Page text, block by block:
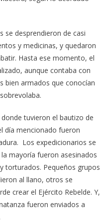
se desprendieron de casi
y medicinas, y quedaron
Hasta ese momento, el
aunque contaba con
bien armados que conocían
tuvieron el bautizo de
día mencionado fueron
Los expedicionarios se
mayoría fueron asesinados
torturados. Pequeños grupos
al llano, otros se
crear el Ejército Rebelde. Y,
fueron enviados a